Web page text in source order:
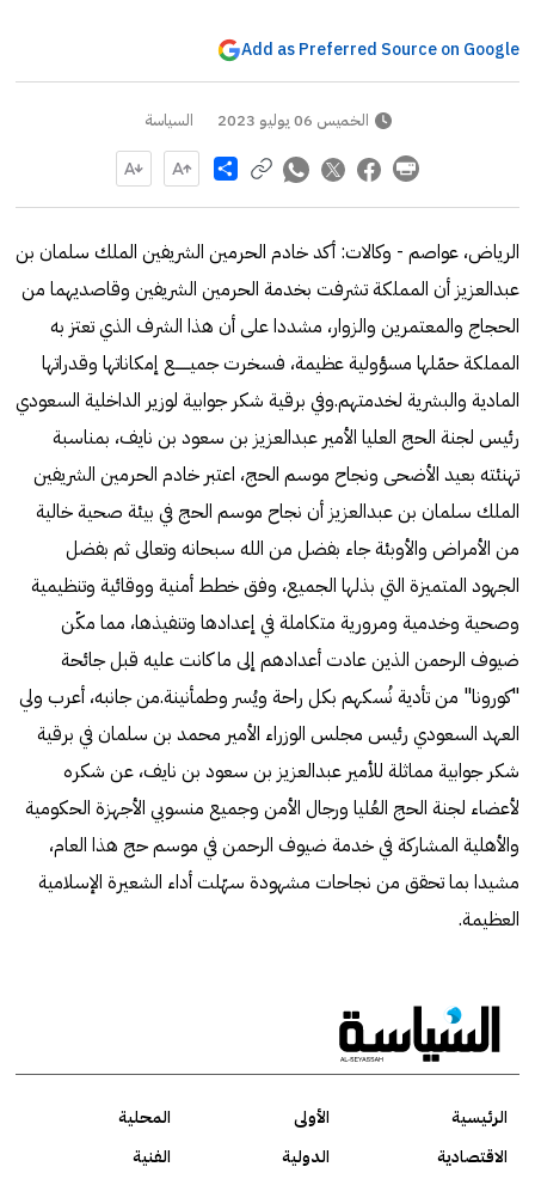
Add as Preferred Source on Google
الخميس 06 يوليو 2023 السياسة
Share
الرياض، عواصم - وكالات: أكد خادم الحرمين الشريفين الملك سلمان بن
عبدالعزيز أن المملكة تشرفت بخدمة الحرمين الشريفين وقاصديهما من
الحجاج والمعتمرين والزوار، مشددا على أن هذا الشرف الذي تعتز به
المملكة حمّلها مسؤولية عظيمة، فسخرت جميــــــع إمكاناتها وقدراتها
المادية والبشرية لخدمتهم.وفي برقية شكر جوابية لوزير الداخلية السعودي
رئيس لجنة الحج العليا الأمير عبدالعزيز بن سعود بن نايف، بمناسبة
تهنئته بعيد الأضحى ونجاح موسم الحج، اعتبر خادم الحرمين الشريفين
الملك سلمان بن عبدالعزيز أن نجاح موسم الحج في بيئة صحية خالية
من الأمراض والأوبئة جاء بفضل من الله سبحانه وتعالى ثم بفضل
الجهود المتميزة التي بذلها الجميع، وفق خطط أمنية ووقائية وتنظيمية
وصحية وخدمية ومرورية متكاملة في إعدادها وتنفيذها، مما مكّن
ضيوف الرحمن الذين عادت أعدادهم إلى ما كانت عليه قبل جائحة
"كورونا" من تأدية نُسكهم بكل راحة ويُسر وطمأنينة.من جانبه، أعرب ولي
العهد السعودي رئيس مجلس الوزراء الأمير محمد بن سلمان في برقية
شكر جوابية مماثلة للأمير عبدالعزيز بن سعود بن نايف، عن شكره
لأعضاء لجنة الحج العُليا ورجال الأمن وجميع منسوبي الأجهزة الحكومية
والأهلية المشاركة في خدمة ضيوف الرحمن في موسم حج هذا العام،
مشيدا بما تحقق من نجاحات مشهودة سهّلت أداء الشعيرة الإسلامية
العظيمة.
الرئيسية الأولى
المحلية
الاقتصادية
الدولية
الفنية